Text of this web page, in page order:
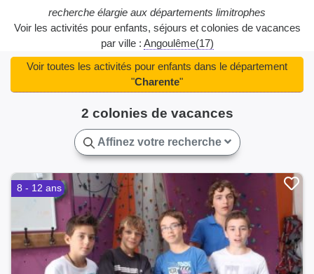
recherche élargie aux départements limitrophes
Voir les activités pour enfants, séjours et colonies de vacances
par ville : Angoulême(17)
2 colonies de vacances
Voir toutes les activités pour enfants dans le département
"Charente"
Affinez votre recherche
8 - 12 ans